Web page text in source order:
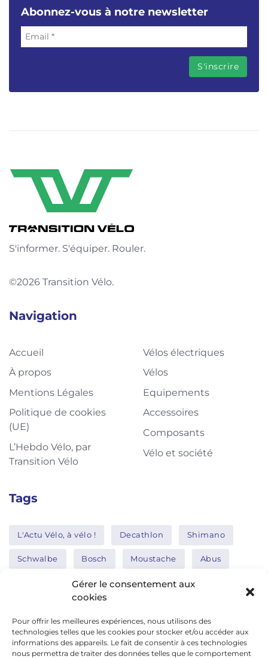
Gérer le consentement aux
cookies
Pour offrir les meilleures expériences, nous utilisons des
technologies telles que les cookies pour stocker et/ou accéder aux
informations des appareils. Le fait de consentir à ces technologies
nous permettra de traiter des données telles que le comportement
Abonnez-vous à notre newsletter
S'informer. S'équiper. Rouler.
©2026 Transition Vélo.
Navigation
Accueil
À propos
Mentions Légales
Politique de cookies
(UE)
L’Hebdo Vélo, par
Transition Vélo
Vélos électriques
Vélos
Equipements
Accessoires
Composants
Vélo et société
Tags
L'Actu Vélo, à vélo ! Decathlon Shimano
Schwalbe Bosch Moustache Abus
Thule Nakamura
Réseaux sociaux